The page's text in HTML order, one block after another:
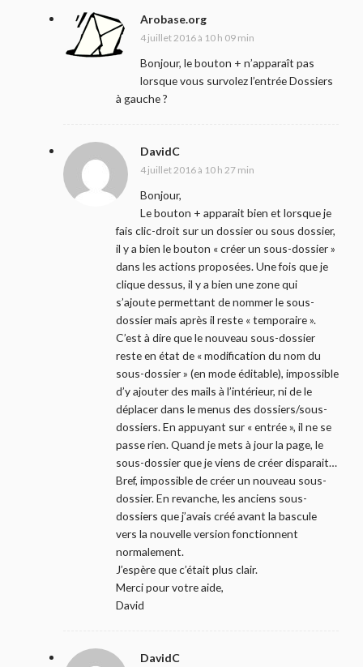
Arobase.org
4 juillet 2016 à 10 h 09 min
Bonjour, le bouton + n’apparaît pas
lorsque vous survolez l’entrée Dossiers
à gauche ?
DavidC
4 juillet 2016 à 10 h 27 min
Bonjour,
Le bouton + apparait bien et lorsque je
fais clic-droit sur un dossier ou sous dossier,
il y a bien le bouton « créer un sous-dossier »
dans les actions proposées. Une fois que je
clique dessus, il y a bien une zone qui
s’ajoute permettant de nommer le sous-
dossier mais après il reste « temporaire ».
C’est à dire que le nouveau sous-dossier
reste en état de « modification du nom du
sous-dossier » (en mode éditable), impossible
d’y ajouter des mails à l’intérieur, ni de le
déplacer dans le menus des dossiers/sous-
dossiers. En appuyant sur « entrée », il ne se
passe rien. Quand je mets à jour la page, le
sous-dossier que je viens de créer disparait…
Bref, impossible de créer un nouveau sous-
dossier. En revanche, les anciens sous-
dossiers que j’avais créé avant la bascule
vers la nouvelle version fonctionnent
normalement.
J’espère que c’était plus clair.
Merci pour votre aide,
David
DavidC